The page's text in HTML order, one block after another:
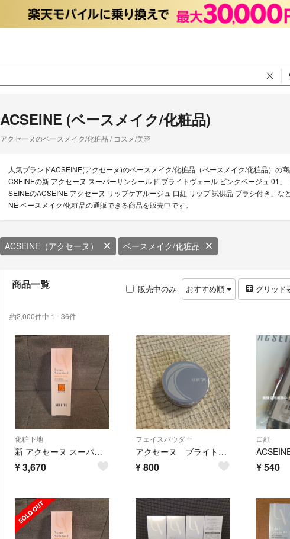
ACSEINE (ベースメイク/化粧品)
アクセーヌのベースメイク/化粧品 / コスメ/美容
人気ブランドACSEINE(アクセーヌ)のベースメイク/化粧品（ベースメイク/化粧品）の
CSEINEの新 アクセーヌ スーパーサンシールド ブライトヴェール ピンクベージュ 01
SEINEのACSEINE アクセーヌ リップケアルージュ 口紅 リップ 試供品 ブラシ付き」
NE ベースメイク/化粧品の通販できる商品を販売中です。
ACSEINE（アクセーヌ） ベースメイク/化粧品
商品一覧 販売中のみ おすすめ順 グリッ
約2,000件中 1 - 36件
化粧下地
新 アクセーヌ スーパーサンシールド ブライトヴェール ピンクベージュ 01
¥3,670
フェイスパウダー
アクセーヌ ブライトニングパウダー
¥800
口紅
¥540